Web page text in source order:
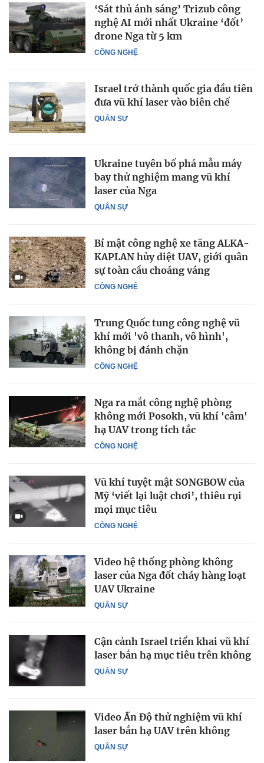
CÔNG NGHỆ
‘Sát thủ ánh sáng’ Trizub công
nghệ AI mới nhất Ukraine ‘đốt’
drone Nga từ 5 km
QUÂN SỰ
Israel trở thành quốc gia đầu tiên
đưa vũ khí laser vào biên chế
QUÂN SỰ
Ukraine tuyên bố phá mẫu máy
bay thử nghiệm mang vũ khí
laser của Nga
CÔNG NGHỆ
Bí mật công nghệ xe tăng ALKA-
KAPLAN hủy diệt UAV, giới quân
sự toàn cầu choáng váng
CÔNG NGHỆ
Trung Quốc tung công nghệ vũ
khí mới 'vô thanh, vô hình',
không bị đánh chặn
CÔNG NGHỆ
Nga ra mắt công nghệ phòng
không mới Posokh, vũ khí 'câm'
hạ UAV trong tích tắc
CÔNG NGHỆ
Vũ khí tuyệt mật SONGBOW của
Mỹ ‘viết lại luật chơi’, thiêu rụi
mọi mục tiêu
QUÂN SỰ
Video hệ thống phòng không
laser của Nga đốt cháy hàng loạt
UAV Ukraine
QUÂN SỰ
Cận cảnh Israel triển khai vũ khí
laser bắn hạ mục tiêu trên không
QUÂN SỰ
Video Ấn Độ thử nghiệm vũ khí
laser bắn hạ UAV trên không